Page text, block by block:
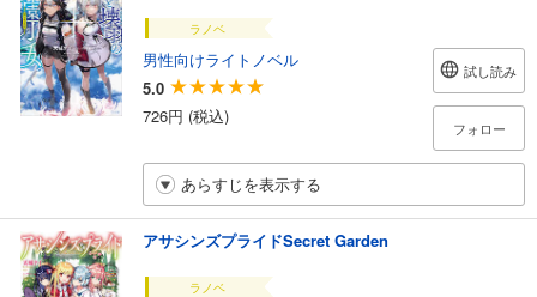
ラノベ
男性向けライトノベル
5.0
726円 (税込)
試し読み
フォロー
あらすじを表示する
アサシンズプライドSecret Garden
ラノベ